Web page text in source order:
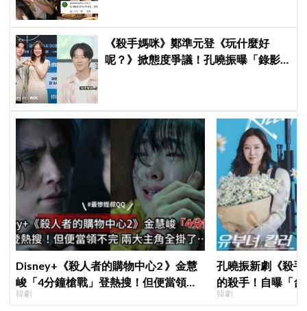
《殺手媽咪》鄭準元登《玩什麼好
呢？》掀態度爭議！孔曉振曝「錄影
Disney+《殺人者的購物中心2 》金慧
峻「4分鐘槍戰」登熱搜！但便當領不
完兩大主角全掛了⋯
韓劇
孔曉振新劇《殺
的殺手！自曝「
小很多XD
韓劇